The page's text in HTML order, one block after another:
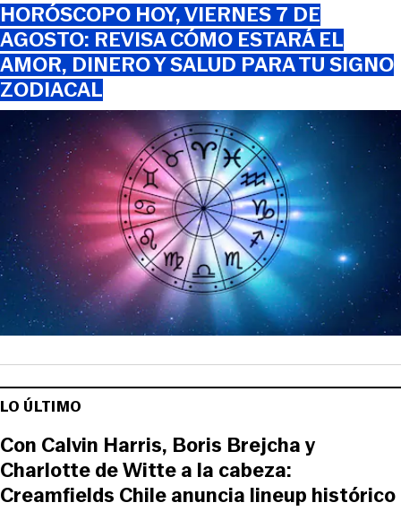
HORÓSCOPO HOY, VIERNES 7 DE
AGOSTO: REVISA CÓMO ESTARÁ EL
AMOR, DINERO Y SALUD PARA TU SIGNO
ZODIACAL
LO ÚLTIMO
Con Calvin Harris, Boris Brejcha y
Charlotte de Witte a la cabeza:
Creamfields Chile anuncia lineup histórico